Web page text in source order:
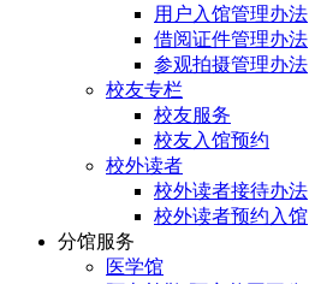
用户入馆管理办法
借阅证件管理办法
参观拍摄管理办法
校友专栏
校友服务
校友入馆预约
校外读者
校外读者接待办法
校外读者预约入馆
分馆服务
医学馆